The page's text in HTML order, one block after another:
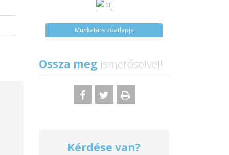
Munkatárs adatlapja
Ossza meg ismerőseivel!
Kérdése van?